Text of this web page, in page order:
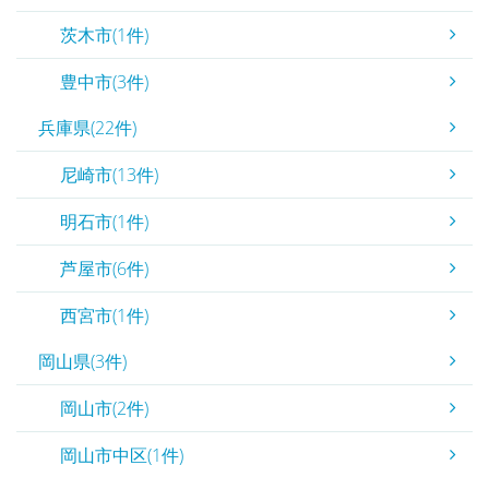
茨木市(1件)
豊中市(3件)
兵庫県(22件)
尼崎市(13件)
明石市(1件)
芦屋市(6件)
西宮市(1件)
岡山県(3件)
岡山市(2件)
岡山市中区(1件)